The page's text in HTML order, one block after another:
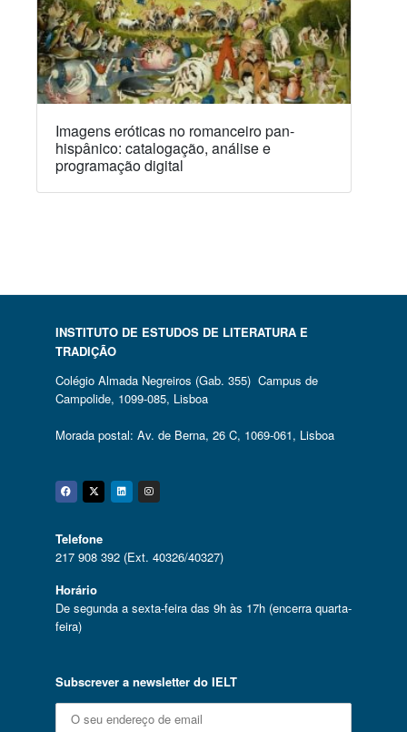
Imagens eróticas no romanceiro pan-
hispânico: catalogação, análise e
programação digital
INSTITUTO DE ESTUDOS DE LITERATURA E
TRADIÇÃO
Colégio Almada Negreiros (Gab. 355) Campus de
Campolide, 1099-085, Lisboa
Morada postal: Av. de Berna, 26 C, 1069-061, Lisboa
Facebook
Twitter
Linkedin
Instagram
Telefone
217 908 392 (Ext. 40326/40327)
Horário
De segunda a sexta-feira das 9h às 17h (encerra quarta-
feira)
Subscrever a newsletter do IELT